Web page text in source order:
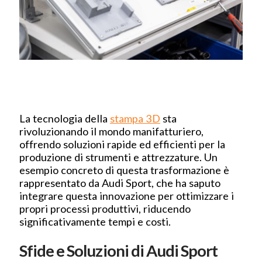
La tecnologia della stampa 3D sta
rivoluzionando il mondo manifatturiero,
offrendo soluzioni rapide ed efficienti per la
produzione di strumenti e attrezzature. Un
esempio concreto di questa trasformazione è
rappresentato da Audi Sport, che ha saputo
integrare questa innovazione per ottimizzare i
propri processi produttivi, riducendo
significativamente tempi e costi.
Sfide e Soluzioni di Audi Sport